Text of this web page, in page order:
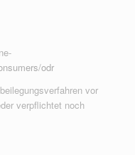
odr
vor
verpflichtet noch